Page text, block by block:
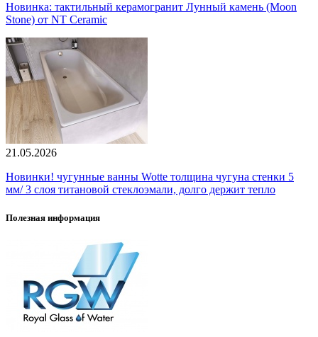
Новинка: тактильный керамогранит Лунный камень (Moon
Stone) от NT Ceramic
21.05.2026
Новинки! чугунные ванны Wotte толщина чугуна стенки 5
мм/ 3 слоя титановой стеклоэмали, долго держит тепло
Полезная информация